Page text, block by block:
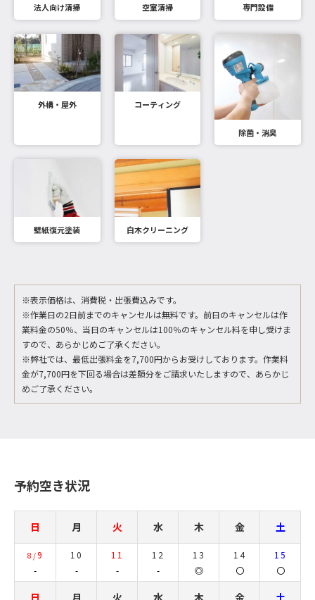
法人向け清掃 空室清掃 専門設備
外構・屋外 コーティング
除菌・消臭
壁紙復元塗装 白木クリーニング
※表示価格は、消費税・出張費込みです。
※作業日の2日前までのキャンセルは無料です。前日のキャンセルは作
業料金の50％、当日のキャンセルは100％のキャンセル料を申し受けま
すので、あらかじめご了承ください。
※弊社では、最低出張料金を7,700円からお受けしております。作業料
金が7,700円を下回る場合は差額分をご請求いたしますので、あらかじ
めご了承ください。
予約空き状況
日 月 火 水 木 金 土
8/9
-
10
-
11
-
12
-
13
◎
14
〇
15
〇